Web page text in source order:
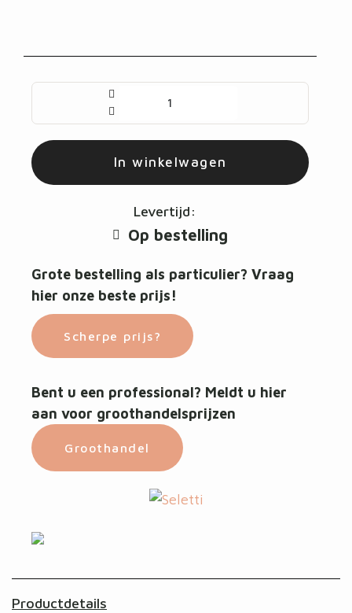
In winkelwagen
Levertijd:
Op bestelling
Grote bestelling als particulier? Vraag
hier onze beste prijs!
Scherpe prijs?
Bent u een professional? Meldt u hier
aan voor groothandelsprijzen
Groothandel
Productdetails